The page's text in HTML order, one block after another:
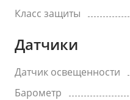
Класс защиты
Датчики
Датчик освещенности
Барометр